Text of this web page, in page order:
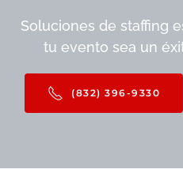
Soluciones de staffing
tu evento sea un
(832) 396-9330